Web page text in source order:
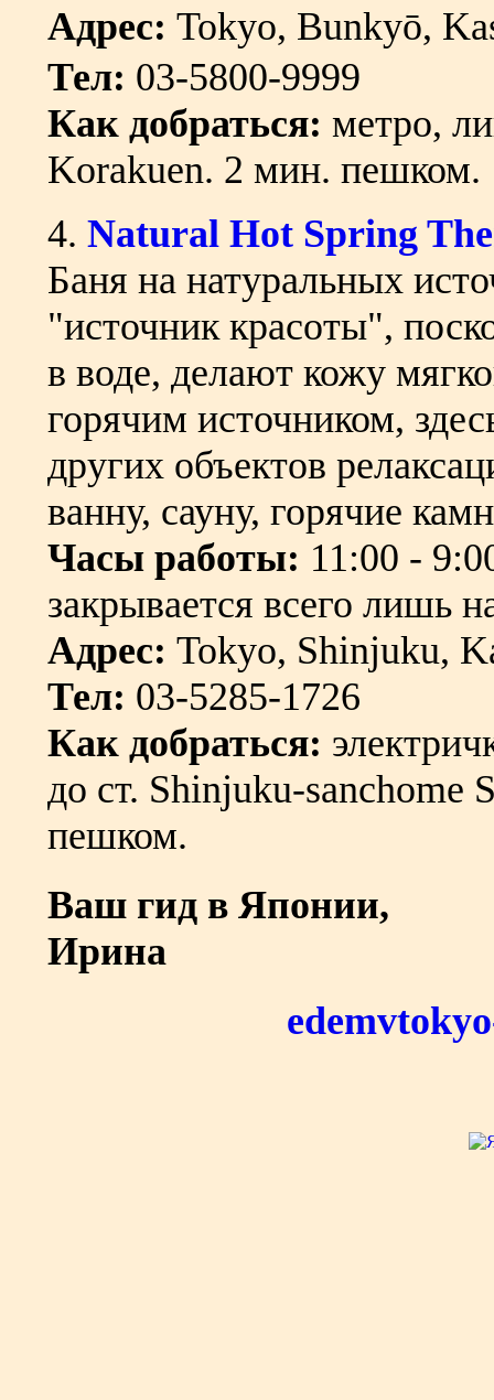
Адрес: Tokyo, Bunkyō,
Тел: 03-5800-9999
Как добраться: метро,
Korakuen. 2 мин. пешком.
4. Natural Hot Spring
Баня на натуральных
"источник красоты",
в воде, делают кожу
горячим источником,
других объектов
ванну, сауну, горячие
Часы работы: 11:00 -
закрывается всего лишь
Адрес: Tokyo, Shinjuku,
Тел: 03-5285-1726
Как добраться:
до ст. Shinjuku-
пешком.
Ваш гид в Японии,
Ирина